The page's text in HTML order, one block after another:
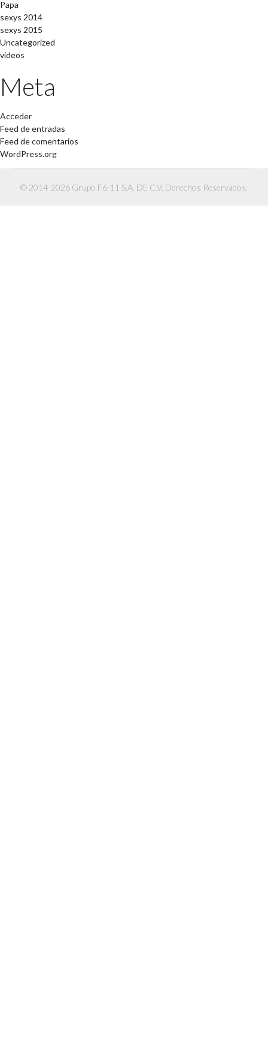
Papa
sexys 2014
sexys 2015
Uncategorized
videos
Meta
Acceder
Feed de entradas
Feed de comentarios
WordPress.org
© 2014-2026 Grupo F6-11 S.A. DE C.V. Derechos Reservados.